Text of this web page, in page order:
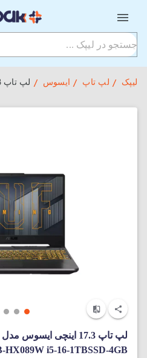
لیپک لپ تاپ ایسوس لپ‌ تاپ 17.3 اینچی ایسوس مدل TUF Gaming F17 FX706HEB-HX089W i5-16-1TBSSD-4GB
HX089W i5-16-1TBSSD-4GB